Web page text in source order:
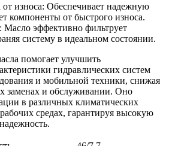
износа: Обеспечивает надежную
компоненты от быстрого износа.
Масло эффективно фильтрует
систему в идеальном состоянии.
помогает улучшить
гидравлических систем
и мобильной техники, снижая
заменах и обслуживании. Оно
в различных климатических
средах, гарантируя высокую